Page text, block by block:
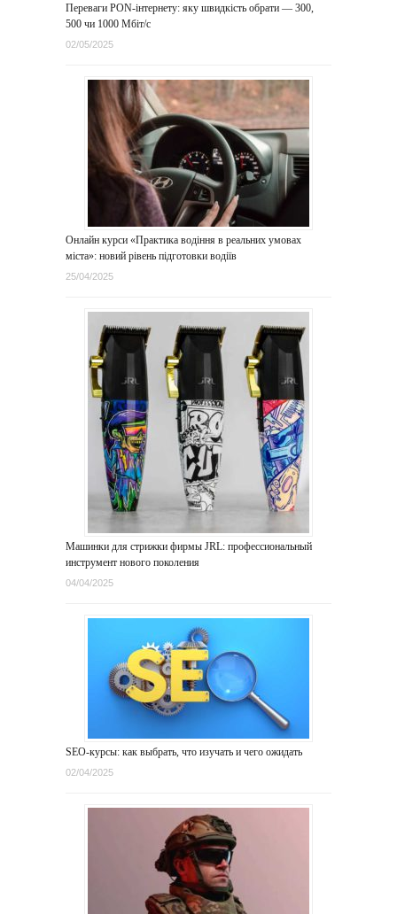
Переваги PON-інтернету: яку швидкість обрати — 300,
500 чи 1000 Мбіт/с
02/05/2025
Онлайн курси «Практика водіння в реальних умовах
міста»: новий рівень підготовки водіїв
25/04/2025
Машинки для стрижки фирмы JRL: профессиональный
инструмент нового поколения
04/04/2025
SEO-курсы: как выбрать, что изучать и чего ожидать
02/04/2025